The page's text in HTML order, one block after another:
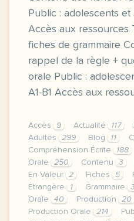
Public : adolescents et
Accès aux ressources
fiches de grammaire
rappel de la règle +
orale Public :
A1-B1 Accès aux
Accès 9 Actualité 117
Adultes
299 Blog 11
Compréhension Écrite
188
Orale
250 Contenu 3
En Valeur
2 Fiches 5
Etrangère
1 Grammaire
Orale
40 Production 20
Production Orale
214